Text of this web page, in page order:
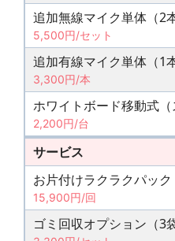
追加無線マイク単体（2
5,500円/セット
追加有線マイク単体（1本
3,300円/本
ホワイトボード移動式（
2,200円/台
サービス
お片付けラクラクパック
15,900円/回
ゴミ回収オプション（3